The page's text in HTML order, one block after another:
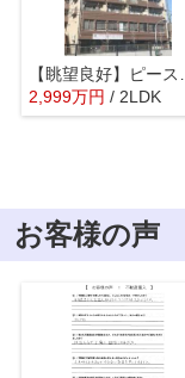
2,999万円 / 2LDK
お客様の声